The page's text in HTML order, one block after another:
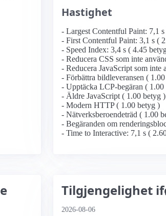
Hastighet
- Largest Contentful Paint: 7,1
- First Contentful Paint: 3,1 s (
- Speed Index: 3,4 s ( 4.45
- Reducera CSS som inte
- Reducera JavaScript som inte
- Förbättra bildleveransen (
- Upptäcka LCP-begäran ( 1.00
- Äldre JavaScript ( 1.00 betyg )
- Modern HTTP ( 1.00 betyg )
- Nätverksberoendeträd ( 1.00
- Begäranden om
- Time to Interactive: 7,1 s (
Tilgjengelighet
2026-08-06